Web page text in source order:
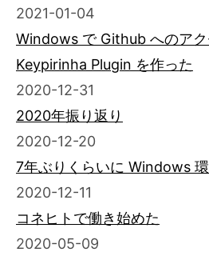
2021-01-04
Windows で Github へのア
Keypirinha Plugin を作った
2020-12-31
2020年振り返り
2020-12-20
7年ぶりくらいに Windows
2020-12-11
コネヒトで働き始めた
2020-05-09